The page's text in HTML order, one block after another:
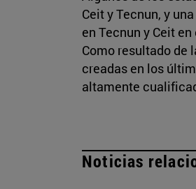
Ceit y Tecnun, y
en Tecnun y Ceit
Como resultado de
creadas en los
altamente
Noticias